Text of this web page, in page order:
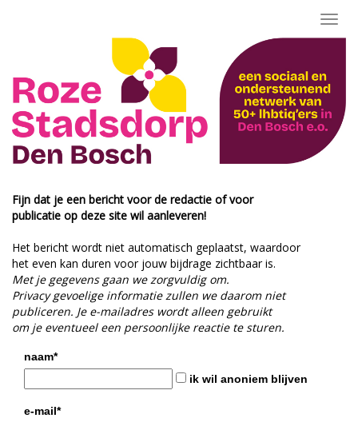
Fijn dat je een bericht voor de redactie of voor
publicatie op deze site wil aanleveren!
Het bericht wordt niet automatisch geplaatst, waardoor
het even kan duren voor jouw bijdrage zichtbaar is.
Met je gegevens gaan we zorgvuldig om.
Privacy gevoelige informatie zullen we daarom niet
publiceren. Je e-mailadres wordt alleen gebruikt
om je eventueel een persoonlijke reactie te sturen.
naam*
ik wil anoniem blijven
e-mail*